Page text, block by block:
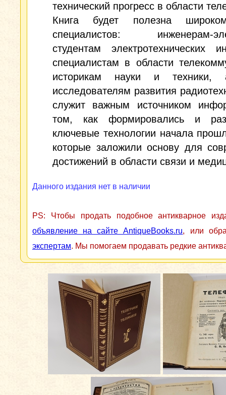
технический прогресс в области
Книга будет полезна
специалистов: инженерам-
студентам электротехнических
специалистам в области
историкам науки и техники,
исследователям развития
служит важным источником
том, как формировались и
ключевые технологии начала
которые заложили основу для
достижений в области связи и
Данного издания нет в наличии
PS: Чтобы продать подобное антикварное
объявление на сайте AntiqueBooks.ru, или
экспертам. Мы помогаем продавать редкие